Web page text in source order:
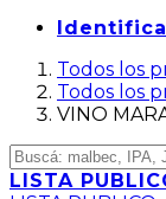
Todos los
Todos los
VINO
LISTA